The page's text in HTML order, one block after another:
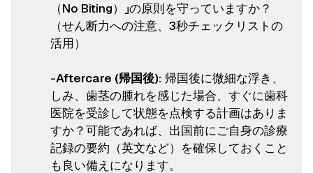
（No Biting）」の原則を守っていますか？
（せん断力への注意、3秒チェックリストの
活用）
-Aftercare (帰国後): 帰国後に微細な浮き、
しみ、歯茎の腫れを感じた場合、すぐに歯科
医院を受診して状態を点検する計画はありま
すか？可能であれば、出国前にご自身の診療
記録の要約（英文など）を確保しておくこと
も良い備えになります。